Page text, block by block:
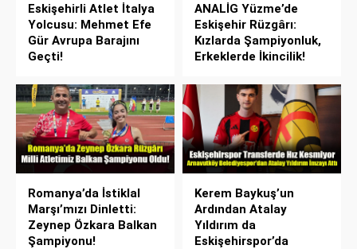
Eskişehirli Atlet İtalya
Yolcusu: Mehmet Efe
Gür Avrupa Barajını
Geçti!
ANALİG Yüzme’de
Eskişehir Rüzgârı:
Kızlarda Şampiyonluk,
Erkeklerde İkincilik!
Romanya’da İstiklal
Marşı’mızı Dinletti:
Zeynep Özkara Balkan
Şampiyonu!
Kerem Baykuş’un
Ardından Atalay
Yıldırım da
Eskişehirspor’da